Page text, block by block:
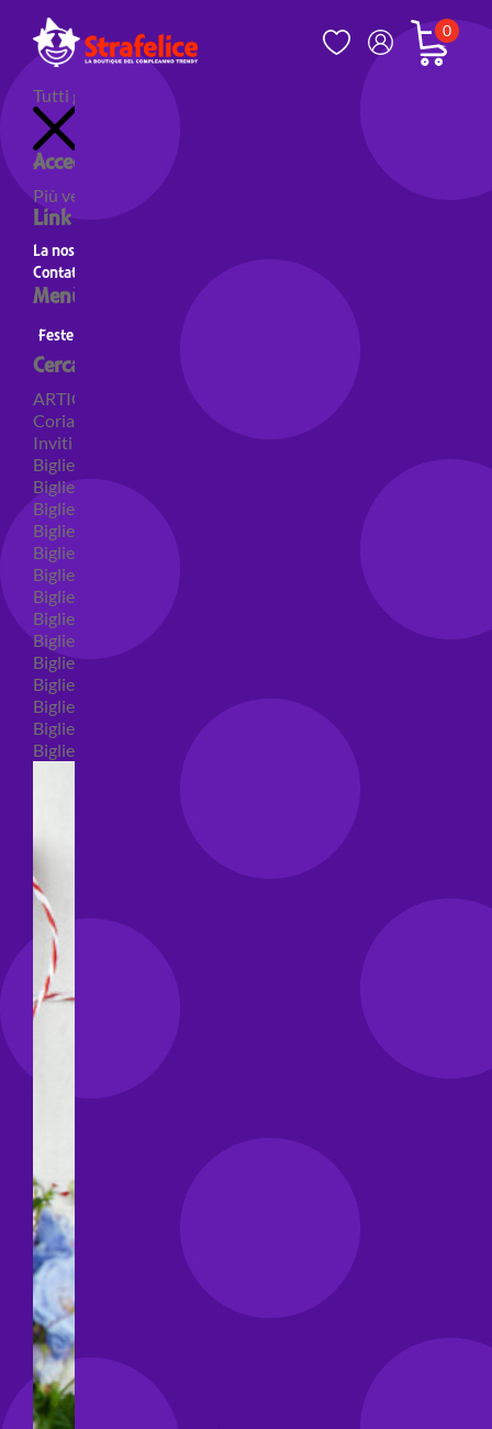
0
Tutti gli articoli
Accedi al tuo account
Più venduti Nuovi prodotti
Link utili
La nostra storia
Contatti
Menù principale
Feste a Tema Feste a tema Colori
Cerca per categoria
ARTICOLI PER FESTE
Coriandoli e sparacoriandoli
Inviti
Biglietti di auguri
Biglietti auguri pensione
Biglietti auguri compleanno
Biglietti auguri amore
Biglietti auguri nascita
Biglietti auguri primo compleanno
Biglietti auguri battesimo
Biglietti auguri per prima comunione
Biglietti auguri cresima
Biglietti auguri matrimonio
Biglietti auguri anniversario matrimonio
Biglietti auguri Natale
Biglietti auguri laurea
Biglietti auguri generici